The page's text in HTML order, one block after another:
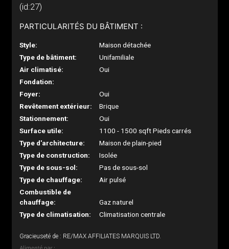
(id:27)
PARTICULARITÉS DU BÂTIMENT :
Style:
Maison détachée
Type de bâtiment:
Unifamiliale
Air climatisé:
Oui
Fondation:
Foyer:
Oui
Revêtement extérieur:
Brique
Stationnement:
Oui
Surface utile:
1100 - 1500 sqft Pieds carrés
Type d'architecture:
Maison de plain-pied
Type de construction:
Isolée
Type de sous-sol:
Pas de sous-sol
Type de chauffage:
Air pulsé
Combustible de
chauffage:
Gaz naturel
Type de climatisation:
Climatisation centrale
Gracieuseté de : RE/MAX AFFILIATES MARQUIS LTD.